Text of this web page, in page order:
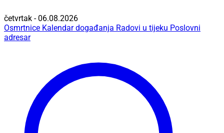
četvrtak - 06.08.2026
Osmrtnice Kalendar događanja Radovi u tijeku Poslovni
adresar